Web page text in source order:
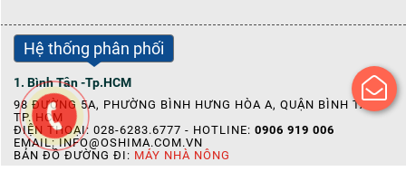
Hệ thống phân phối
1. Bình Tân -Tp.HCM
98 ĐƯỜNG 5A, PHƯỜNG BÌNH HƯNG HÒA A, QUẬN BÌNH TÂN,
TP. HCM
ĐIỆN THOẠI: 028-6283.6777 - HOTLINE: 0906 919 006
EMAIL:INFO@OSHIMA.COM.VN
BẢN ĐỒ ĐƯỜNG ĐI: MÁY NHÀ NÔNG